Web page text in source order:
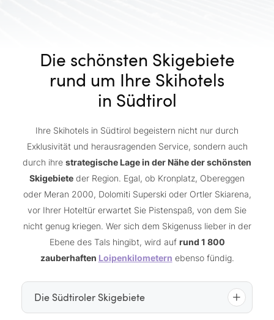
Die schönsten Skigebiete
rund um Ihre Skihotels
in Südtirol
Ihre Skihotels in Südtirol begeistern nicht nur durch
Exklusivität und herausragenden Service, sondern auch
durch ihre strategische Lage in der Nähe der schönsten
Skigebiete der Region. Egal, ob Kronplatz, Obereggen
oder Meran 2000, Dolomiti Superski oder Ortler Skiarena,
vor Ihrer Hoteltür erwartet Sie Pistenspaß, von dem Sie
nicht genug kriegen. Wer sich dem Skigenuss lieber in der
Ebene des Tals hingibt, wird auf rund 1 800
zauberhaften Loipenkilometern ebenso fündig.
Die Südtiroler Skigebiete